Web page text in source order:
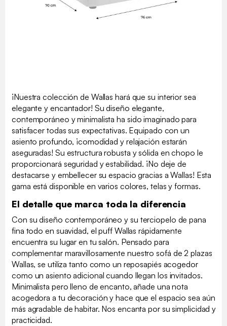
¡Nuestra colección de Wallas hará que su interior sea
elegante y encantador! Su diseño elegante,
contemporáneo y minimalista ha sido imaginado para
satisfacer todas sus expectativas. Equipado con un
asiento profundo, ¡comodidad y relajación estarán
aseguradas! Su estructura robusta y sólida en chopo le
proporcionará seguridad y estabilidad. ¡No deje de
destacarse y embellecer su espacio gracias a Wallas! Esta
gama está disponible en varios colores, telas y formas.
El detalle que marca toda la diferencia
Con su diseño contemporáneo y su terciopelo de pana
fina todo en suavidad, el puff Wallas rápidamente
encuentra su lugar en tu salón. Pensado para
complementar maravillosamente nuestro sofá de 2 plazas
Wallas, se utiliza tanto como un reposapiés acogedor
como un asiento adicional cuando llegan los invitados.
Minimalista pero lleno de encanto, añade una nota
acogedora a tu decoración y hace que el espacio sea aún
más agradable de habitar. Nos encanta por su simplicidad y
practicidad.